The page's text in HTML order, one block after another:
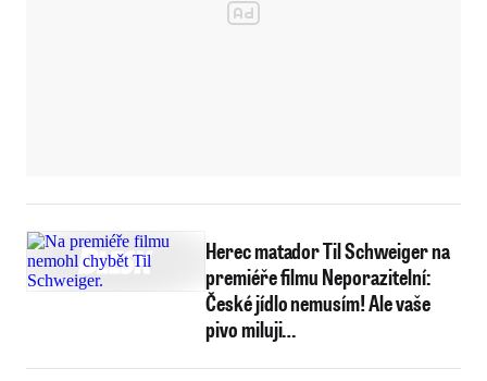
Herec matador Til Schweiger na
premiéře filmu Neporazitelní:
České jídlo nemusím! Ale vaše
pivo miluji…